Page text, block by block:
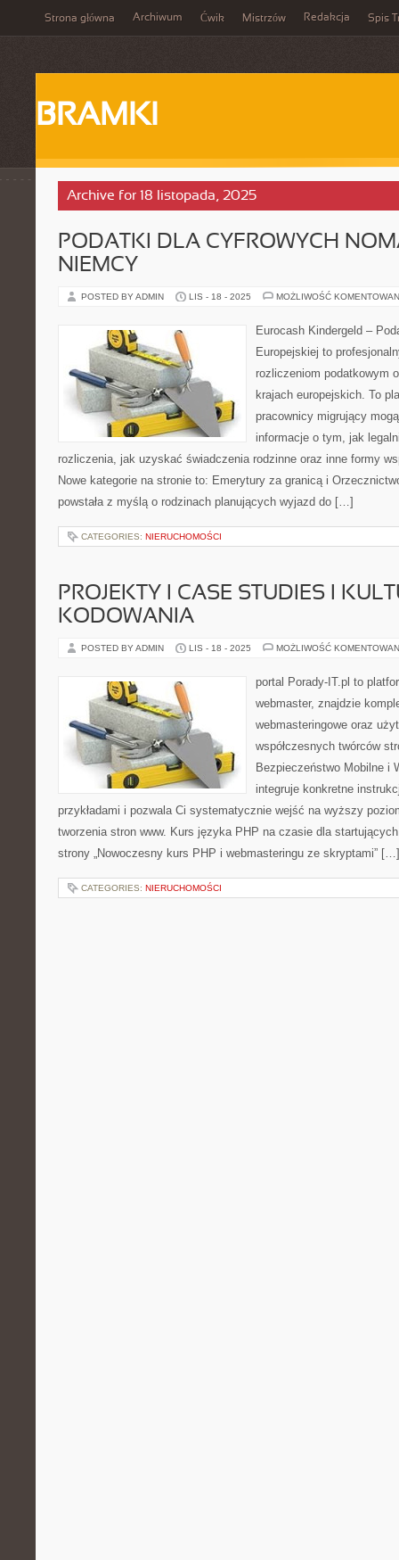
Strona główna Archiwum Ćwik Mistrzów Redakcja Spis
BRAMKI
Archive for 18 listopada, 2025
PODATKI DLA CYFROWYCH
NIEMCY
POSTED BY ADMIN LIS - 18 - 2025 MOŻLIWOŚĆ
Eurocash Kindergeld –
Europejskiej to
rozliczeniom podatkowym
krajach europejskich. To
pracownicy migrujący
informacje o tym, jak
rozliczenia, jak uzyskać świadczenia rodzinne oraz inne formy
Nowe kategorie na stronie to: Emerytury za granicą i
powstała z myślą o rodzinach planujących wyjazd do […]
CATEGORIES: NIERUCHOMOŚCI
PROJEKTY I CASE STUDIES I
KODOWANIA
POSTED BY ADMIN LIS - 18 - 2025 MOŻLIWOŚĆ
portal Porady-IT.pl to
webmaster, znajdzie
webmasteringowe oraz
współczesnych twórców
Bezpieczeństwo Mobilne i
integruje konkretne
przykładami i pozwala Ci systematycznie wejść na wyższy
tworzenia stron www. Kurs języka PHP na czasie dla
strony „Nowoczesny kurs PHP i webmasteringu ze skryptami” […]
CATEGORIES: NIERUCHOMOŚCI